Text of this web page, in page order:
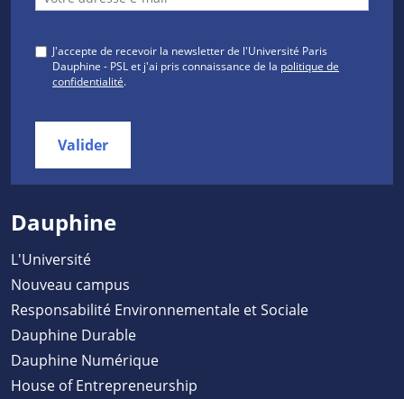
J'accepte de recevoir la newsletter de l'Université Paris
Dauphine - PSL et j'ai pris connaissance de la politique de
confidentialité.
Valider
Dauphine
L'Université
Nouveau campus
Responsabilité Environnementale et Sociale
Dauphine Durable
Dauphine Numérique
House of Entrepreneurship